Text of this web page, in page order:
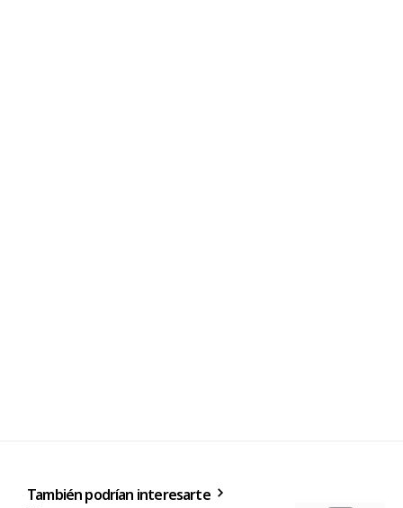
También podrían interesarte